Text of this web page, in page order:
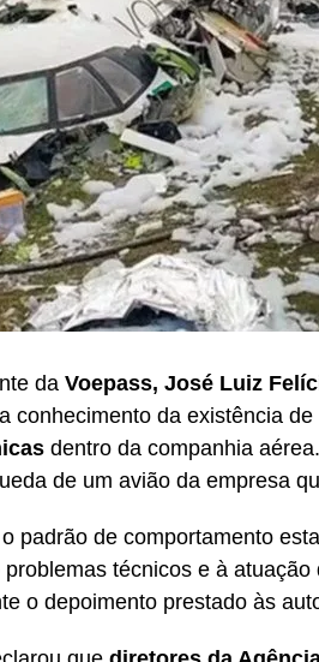
da Voepass, José Luiz
conhecimento da existência de
dentro da companhia
de um avião da empresa
padrão de comportamento
técnicos e à
o depoimento prestado às